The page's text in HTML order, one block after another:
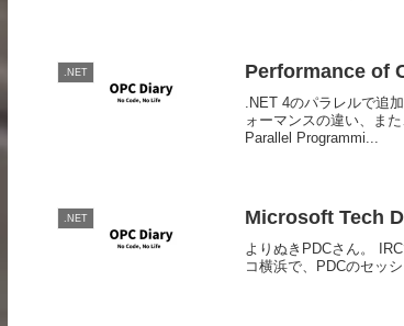
.NET Performance of
.NET 4のパラレルで追
ォーマンスの違い、ま
Parallel Programmi...
.NET Microsoft Tech
よりぬきPDCさん。
コ横浜で、PDCのセッ